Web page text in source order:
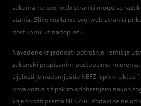
slikama na ovoj web stranici mogu se
stanja. Slike vozila na ovoj web stranici
dostupnu uz nadoplatu.
Navedene vrijednosti potrošnje i emisija
zakonski propisanim postupcima
cijelosti je nadomjestio NEFZ ispitni ciklus
nova vozila s tipskim odobrenjem nakon
vrijednosti prema NEFZ-u. Podaci se ne